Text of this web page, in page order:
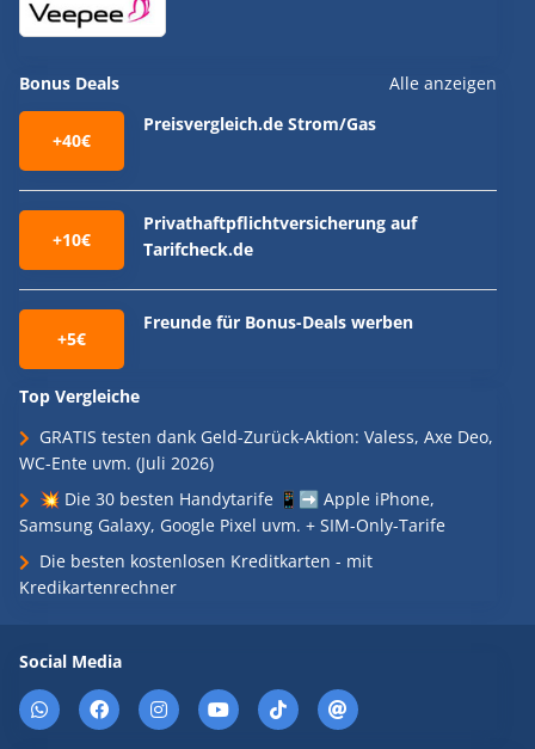
Bonus Deals Alle anzeigen
+40€
Preisvergleich.de Strom/Gas
+10€
Privathaftpflichtversicherung auf
Tarifcheck.de
+5€
Freunde für Bonus-Deals werben
Top Vergleiche
GRATIS testen dank Geld-Zurück-Aktion: Valess, Axe Deo,
WC-Ente uvm. (Juli 2026)
💥 Die 30 besten Handytarife 📱➡️ Apple iPhone,
Samsung Galaxy, Google Pixel uvm. + SIM-Only-Tarife
Die besten kostenlosen Kreditkarten - mit
Kredikartenrechner
Social Media